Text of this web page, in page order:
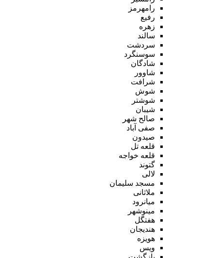
رامهرمز
رفیع
زهره
سالند
سردشت
سوسنگرد
شادگان
شاوور
شرافت
شوش
شوشتر
شیبان
صالح شهر
صفی آباد
صیدون
قلعه تل
قلعه خواجه
گتوند
لالی
مسجد سلیمان
ملاثانی
میانرود
مینوشهر
هفتگل
هندیجان
هویزه
ویس